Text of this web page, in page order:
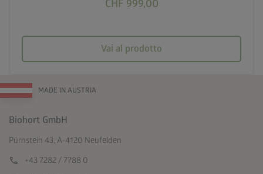
CHF 999,00
Vai al prodotto
MADE IN AUSTRIA
Biohort GmbH
Pürnstein 43, A-4120 Neufelden
call +43 7282 / 7788 0